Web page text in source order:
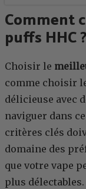
Comment
puffs HHC ?
Choisir le
comme choisir
délicieuse avec
naviguer dans
critères clés
domaine des
que votre vape
plus délectables.